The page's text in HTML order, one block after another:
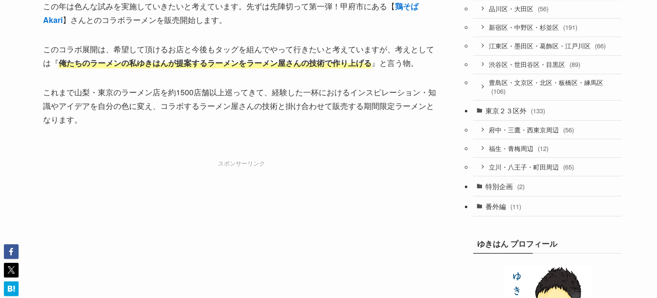
この年は色んな試みを実施していきたいと考えています。先ずは先陣切って第一弾！甲府市にある【鶏そば
Akari】さんとのコラボラーメンを販売開始します。
このコラボ展開は、希望して頂けるお店と今後もタッグを組んでやって行きたいと考えていますが、考えとして
は『俺たちのラーメンの私ゆきはんが提案するラーメンをラーメン屋さんの技術で作り上げる』と言う物。
これまで山梨・東京のラーメン店を約1500店舗以上巡ってきて、経験した一杯におけるインスピレーション・知
識やアイデアを自分の色に変え、コラボするラーメン屋さんの技術と掛け合わせて販売する期間限定ラーメンと
なります。
スポンサーリンク
品川区・大田区 (56)
新宿区・中野区・杉並区 (191)
江東区・墨田区・葛飾区・江戸川区 (66)
渋谷区・世田谷区・目黒区 (89)
豊島区・文京区・北区・板橋区・練馬区
(106)
東京２３区外 (133)
府中・三鷹・西東京周辺 (56)
福生・青梅周辺 (12)
立川・八王子・町田周辺 (65)
特別企画 (2)
番外編 (11)
ゆきはん プロフィール